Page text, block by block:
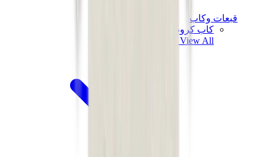
قبعات وكاب
كاب كروم هارتس
View All